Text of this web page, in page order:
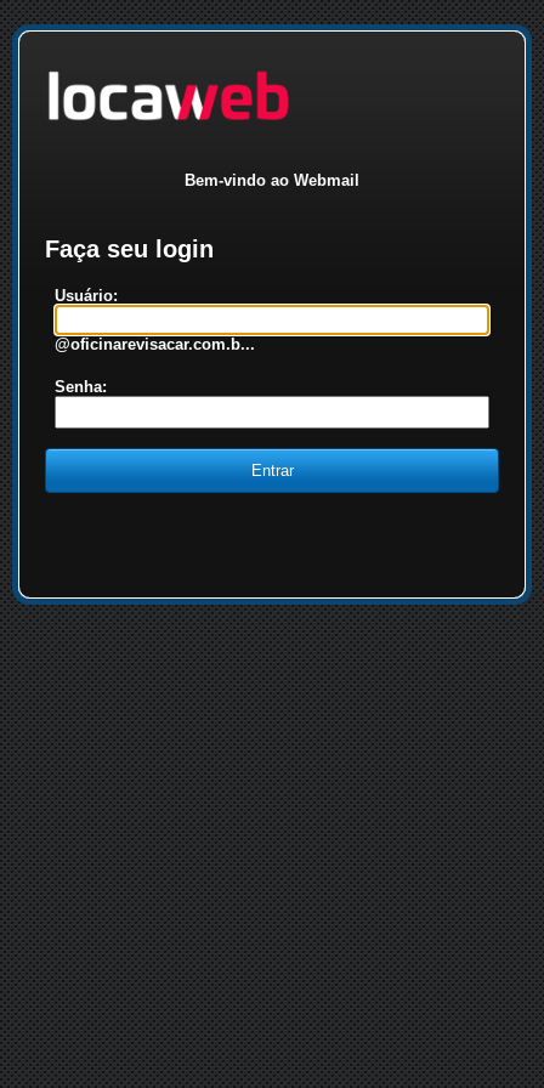
Bem-vindo ao Webmail
Faça seu login
Usuário:
@oficinarevisacar.com.b...
Senha: